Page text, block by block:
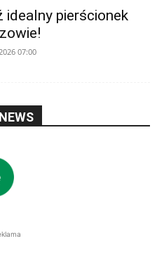
idealny pierścionek
07:00